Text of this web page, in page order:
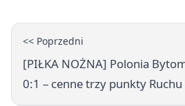
<< Poprzedni
[PIŁKA NOŻNA] Polonia
0:1 – cenne trzy punkty